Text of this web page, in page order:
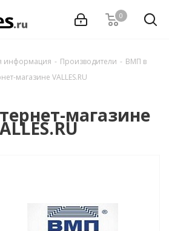
0
информация - Производители - ВМП в
магазине VALLES.RU
магазине